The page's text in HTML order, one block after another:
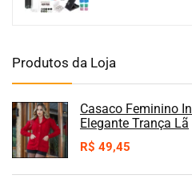
Produtos da Loja
Casaco Feminino
Elegante Trança Lã
R$ 49,45